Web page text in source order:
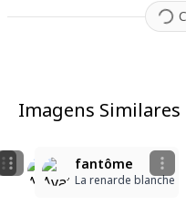
Imagens Similares
ghost perona
Vyke🔥
Colourful,
三浦来案
fantôme
La renarde blanche